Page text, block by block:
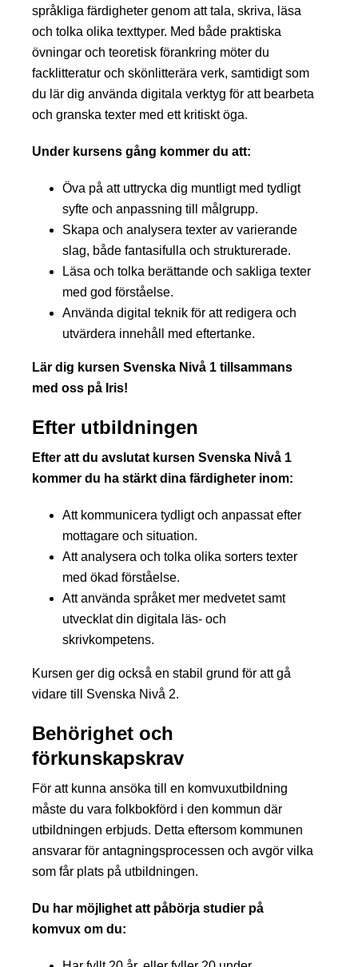
språkliga färdigheter genom att tala, skriva, läsa
och tolka olika texttyper. Med både praktiska
övningar och teoretisk förankring möter du
facklitteratur och skönlitterära verk, samtidigt som
du lär dig använda digitala verktyg för att bearbeta
och granska texter med ett kritiskt öga.
Under kursens gång kommer du att:
Öva på att uttrycka dig muntligt med tydligt
syfte och anpassning till målgrupp.
Skapa och analysera texter av varierande
slag, både fantasifulla och strukturerade.
Läsa och tolka berättande och sakliga texter
med god förståelse.
Använda digital teknik för att redigera och
utvärdera innehåll med eftertanke.
Lär dig kursen Svenska Nivå 1 tillsammans
med oss på Iris!
Efter utbildningen
Efter att du avslutat kursen Svenska Nivå 1
kommer du ha stärkt dina färdigheter inom:
Att kommunicera tydligt och anpassat efter
mottagare och situation.
Att analysera och tolka olika sorters texter
med ökad förståelse.
Att använda språket mer medvetet samt
utvecklat din digitala läs- och
skrivkompetens.
Kursen ger dig också en stabil grund för att gå
vidare till Svenska Nivå 2.
Behörighet och
förkunskapskrav
För att kunna ansöka till en komvuxutbildning
måste du vara folkbokförd i den kommun där
utbildningen erbjuds. Detta eftersom kommunen
ansvarar för antagningsprocessen och avgör vilka
som får plats på utbildningen.
Du har möjlighet att påbörja studier på
komvux om du: